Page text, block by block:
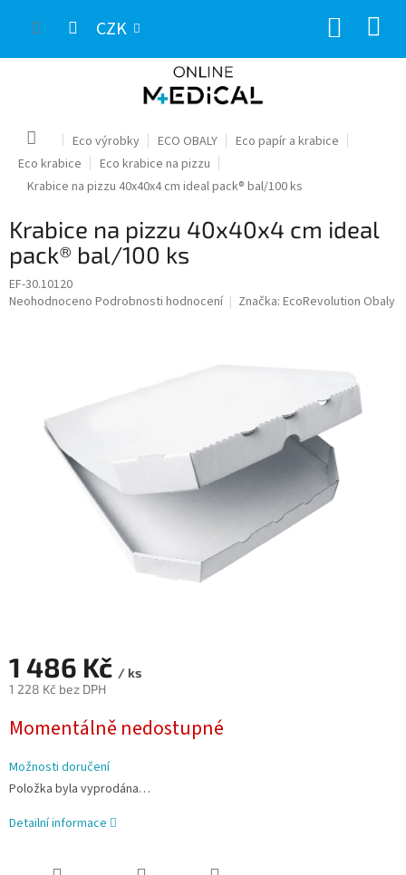
CZK
Domů Eco výrobky ECO OBALY
Eco papír a krabice
Eco krabice
Eco krabice na pizzu
Krabice na pizzu 40x40x4 cm ideal pack® bal/100 ks
Krabice na pizzu 40x40x4 cm ideal
pack® bal/100 ks
EF-30.10120
Průměrné
hvězdiček.
Neohodnoceno Podrobnosti hodnocení Značka: EcoRevolution Obaly
1 486 Kč / ks
1 228 Kč bez DPH
cena:
Momentálně nedostupné
Možnosti doručení
Položka byla vyprodána…
Detailní informace